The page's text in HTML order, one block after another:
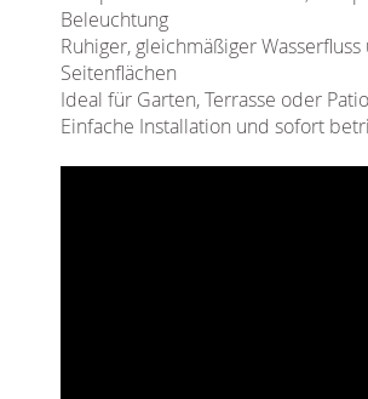
Beleuchtung
Ruhiger, gleichmäßiger
Seitenflächen
Ideal für Garten, Terrasse oder Patio
Einfache Installation und sofort